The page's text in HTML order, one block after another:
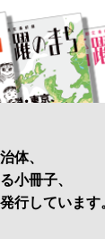
体、
小冊子、
行しています